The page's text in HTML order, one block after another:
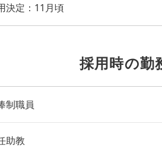
決定：11月頃
採用時の勤
制職員
助教